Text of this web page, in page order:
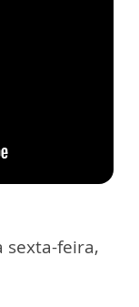
sexta-feira,